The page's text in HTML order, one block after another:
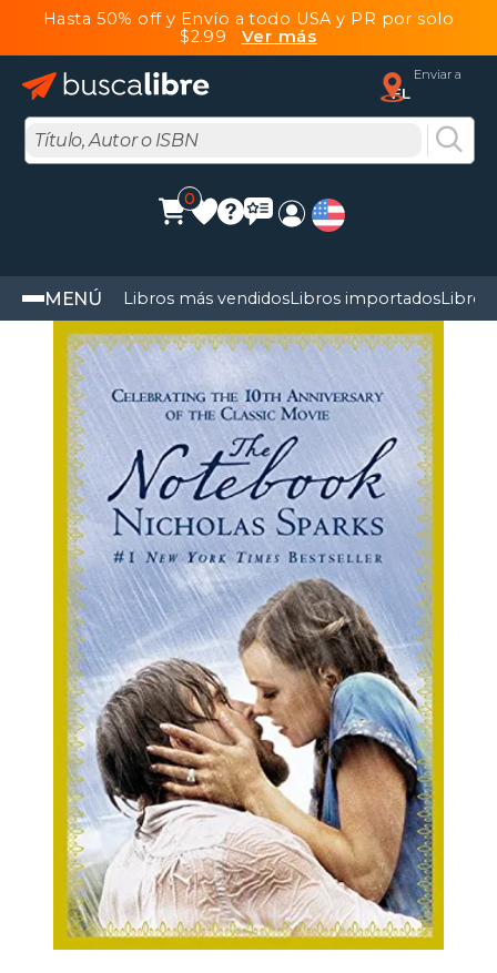
Hasta 50% off y Envío a todo USA y PR por solo
$2.99 Ver más
Enviar a
FL
0
MENÚ Libros más vendidosLibros importadosLibros